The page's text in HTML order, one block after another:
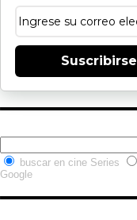
Suscribirse
buscar en cine Series
Google